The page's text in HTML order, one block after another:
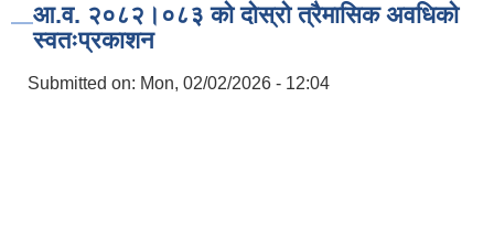
आ.व. २०८२।०८३ को दोस्रो त्रैमासिक अवधिको
स्वतःप्रकाशन
Submitted on: Mon, 02/02/2026 - 12:04